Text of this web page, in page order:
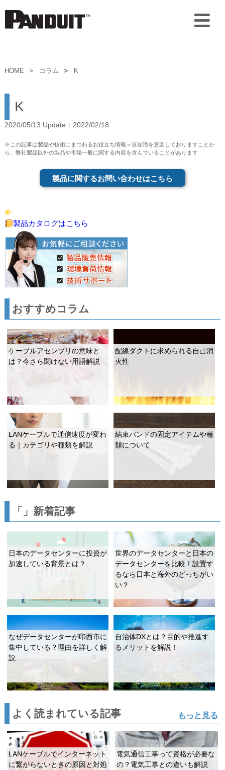
HOME コラム K
K
2020/05/13 Update：2022/02/18
※この記事は製品や技術にまつわるお役立ち情報＝豆知識を意図しておりますことか
ら、弊社製品以外の製品や市場一般に関する内容を含んでいることがあります
製品に関するお問い合わせはこちら
製品カタログはこちら
おすすめコラム
ケーブルアセンブリの意味と
は？今さら聞けない用語解説
配線ダクトに求められる自己消
火性
LANケーブルで通信速度が変わ
る｜カテゴリや種類を解説
結束バンドの固定アイテムや種
類について
「」新着記事
日本のデータセンターに投資が
加速している背景とは？
世界のデータセンターと日本の
データセンターを比較！設置す
るなら日本と海外のどっちがい
い？
なぜデータセンターが印西市に
集中している？理由を詳しく解
説
自治体DXとは？目的や推進す
るメリットを解説！
よく読まれている記事 もっと見る
LANケーブルでインターネット
に繋がらないときの原因と対処
電気通信工事って資格が必要な
の？電気工事との違いも解説